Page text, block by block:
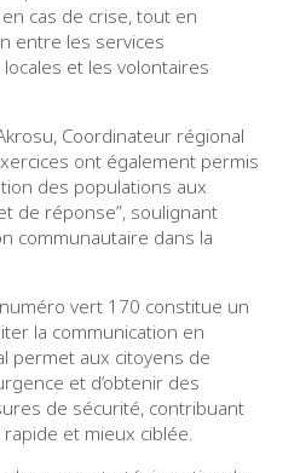
cas de crise, tout en
entre les services
et les volontaires
Coordinateur régional
ont également permis
des populations aux
de réponse”, soulignant
communautaire dans la
vert 170 constitue un
la communication en
permet aux citoyens de
et d’obtenir des
de sécurité, contribuant
et mieux ciblée.